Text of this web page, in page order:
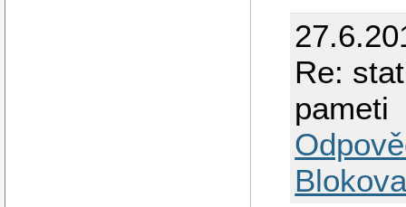
Re:
pameti